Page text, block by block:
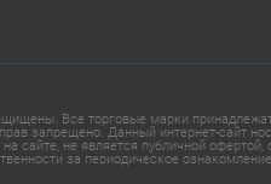
Все торговые марки
запрещено. Данный интернет-сайт
не является публичной
за периодическое